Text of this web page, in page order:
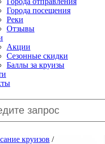
Города посещения
Реки
Отзывы
Акции
Сезонные скидки
Баллы за круизы
круизов /